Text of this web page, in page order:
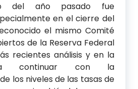
del año pasado fue
en el cierre del
el mismo Comité
de la Reserva Federal
recientes análisis y en la
a continuar con la
los niveles de las tasas de